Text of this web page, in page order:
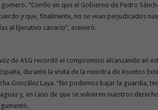
“Confío en que el Gobierno de Pedro
y que, finalmente, no se vean perjudicados
al Ejecutivo canario”, aseveró.
de ASG recordó el compromiso alcanzando en
durante la visita de la ministra de Asuntos
González Laya. “No podemos bajar la guardia,
y, en caso de que se vulneren nuestros